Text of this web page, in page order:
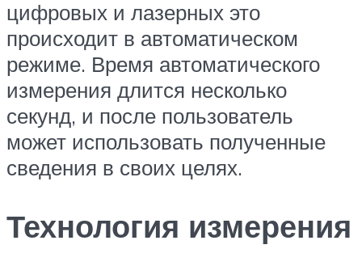
цифровых и лазерных это
происходит в автоматическом
режиме. Время автоматического
измерения длится несколько
секунд, и после пользователь
может использовать полученные
сведения в своих целях.
Технология измерения